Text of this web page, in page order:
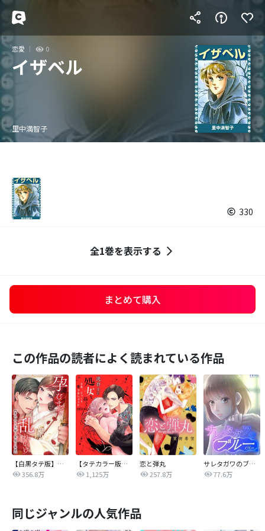
恋愛 0
イザベル
里中満智子
330
全1巻を表示する
まとめて購入
この作品の読者によく読まれている作品
【白黒タテ版】孕むまで乱れいけ～身代わり花嫁と軍服の猛愛
356.8万
【タテカラー版】漣蒼士に処女を捧ぐ～さあ、じっくり愛でましょうか
1,125万
恋と弾丸
257.8万
サレタガワのブルー【タテヨミ】
77.6万
同じジャンルの人気作品